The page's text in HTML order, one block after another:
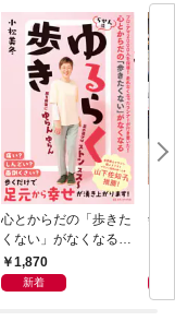
心とからだの「歩きた
くない」がなくなる
らせん流 ゆるらく歩
き
1,870
新着
剣